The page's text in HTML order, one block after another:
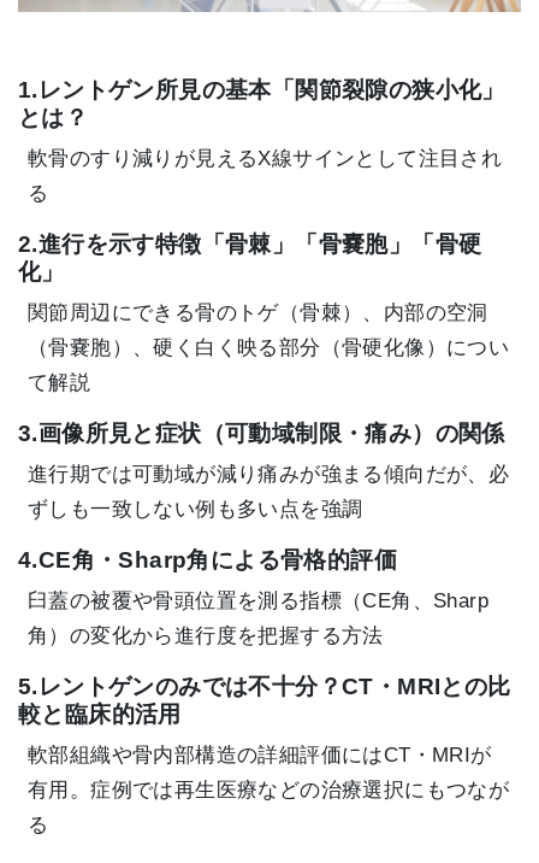
1.レントゲン所見の基本「関節裂隙の狭小化」
とは？
軟骨のすり減りが見えるX線サインとして注目され
る
2.進行を示す特徴「骨棘」「骨嚢胞」「骨硬
化」
関節周辺にできる骨のトゲ（骨棘）、内部の空洞
（骨嚢胞）、硬く白く映る部分（骨硬化像）につい
て解説
3.画像所見と症状（可動域制限・痛み）の関係
進行期では可動域が減り痛みが強まる傾向だが、必
ずしも一致しない例も多い点を強調
4.CE角・Sharp角による骨格的評価
臼蓋の被覆や骨頭位置を測る指標（CE角、Sharp
角）の変化から進行度を把握する方法
5.レントゲンのみでは不十分？CT・MRIとの比
較と臨床的活用
軟部組織や骨内部構造の詳細評価にはCT・MRIが
有用。症例では再生医療などの治療選択にもつなが
る